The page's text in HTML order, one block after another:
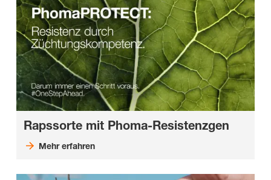
Rapssorte mit Phoma-Resistenzgen
Mehr erfahren